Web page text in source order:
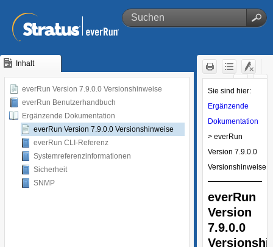
Zu Hauptinhalt
springen
Inhalt
everRun Version 7.9.0.0 Versionshinweise
everRun Benutzerhandbuch
Ergänzende Dokumentation
everRun Version 7.9.0.0 Versionshinweise
everRun CLI-Referenz
Systemreferenzinformationen
Sicherheit
SNMP